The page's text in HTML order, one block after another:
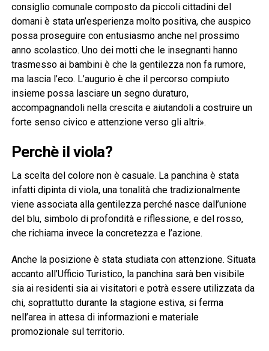
consiglio comunale composto da piccoli cittadini del
domani è stata un’esperienza molto positiva, che auspico
possa proseguire con entusiasmo anche nel prossimo
anno scolastico. Uno dei motti che le insegnanti hanno
trasmesso ai bambini è che la gentilezza non fa rumore,
ma lascia l’eco. L’augurio è che il percorso compiuto
insieme possa lasciare un segno duraturo,
accompagnandoli nella crescita e aiutandoli a costruire un
forte senso civico e attenzione verso gli altri».
Perchè il viola?
La scelta del colore non è casuale. La panchina è stata
infatti dipinta di viola, una tonalità che tradizionalmente
viene associata alla gentilezza perché nasce dall’unione
del blu, simbolo di profondità e riflessione, e del rosso,
che richiama invece la concretezza e l’azione.
Anche la posizione è stata studiata con attenzione. Situata
accanto all’Ufficio Turistico, la panchina sarà ben visibile
sia ai residenti sia ai visitatori e potrà essere utilizzata da
chi, soprattutto durante la stagione estiva, si ferma
nell’area in attesa di informazioni e materiale
promozionale sul territorio.